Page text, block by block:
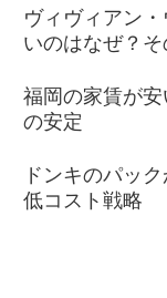
ヴィヴィアン
いのはなぜ？
福岡の家賃が
の安定
ドンキのパッ
低コスト戦略